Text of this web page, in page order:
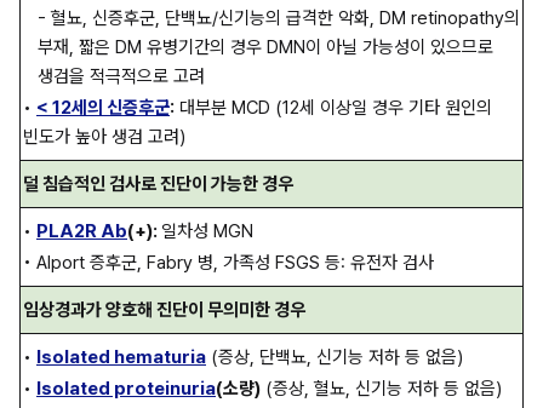
- 혈뇨, 신증후군, 단백뇨/신기능의 급격한 악화, DM retinopathy의
부재, 짧은 DM 유병기간의 경우 DMN이 아닐 가능성이 있으므로
생검을 적극적으로 고려
• < 12세의 신증후군: 대부분 MCD (12세 이상일 경우 기타 원인의
빈도가 높아 생검 고려)
덜 침습적인 검사로 진단이 가능한 경우
• PLA2R Ab(+): 일차성 MGN
• Alport 증후군, Fabry 병, 가족성 FSGS 등: 유전자 검사
임상경과가 양호해 진단이 무의미한 경우
• Isolated hematuria (증상, 단백뇨, 신기능 저하 등 없음)
• Isolated proteinuria(소량) (증상, 혈뇨, 신기능 저하 등 없음)